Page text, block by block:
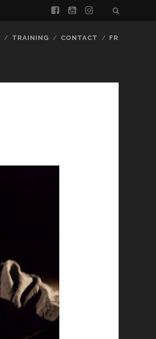
facebook
youtubeinstagram
TRAINING CONTACT FR